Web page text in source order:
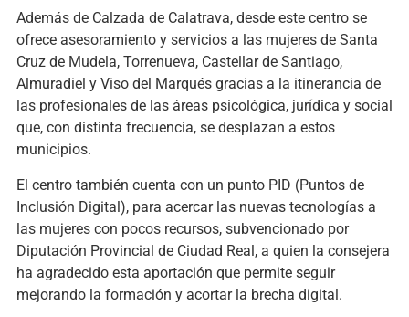
Además de Calzada de Calatrava, desde este centro se
ofrece asesoramiento y servicios a las mujeres de Santa
Cruz de Mudela, Torrenueva, Castellar de Santiago,
Almuradiel y Viso del Marqués gracias a la itinerancia de
las profesionales de las áreas psicológica, jurídica y social
que, con distinta frecuencia, se desplazan a estos
municipios.
El centro también cuenta con un punto PID (Puntos de
Inclusión Digital), para acercar las nuevas tecnologías a
las mujeres con pocos recursos, subvencionado por
Diputación Provincial de Ciudad Real, a quien la consejera
ha agradecido esta aportación que permite seguir
mejorando la formación y acortar la brecha digital.